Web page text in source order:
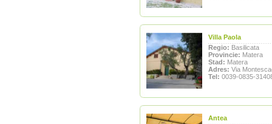
Villa Paola
Regio: Basilicata
Provincie: Matera
Stad: Matera
Adres: Via
Tel: 0039-0835-
Antea